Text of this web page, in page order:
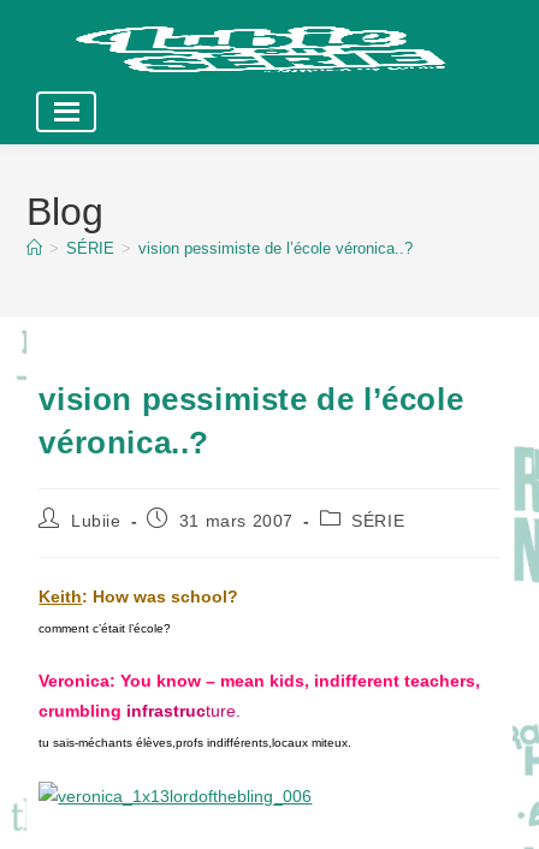
contentBlog
> SÉRIE > vision pessimiste de l’école véronica..?
vision pessimiste de l’école
véronica..?
Auteur/autrice
Lubiie
Publication
31 mars 2007
PostSÉRIE
Keith: How was school?
comment c’était l’école?
Veronica: You know – mean kids, indifferent teachers,
crumbling infrastructure.
tu sais-méchants élèves,profs indifférents,locaux miteux.